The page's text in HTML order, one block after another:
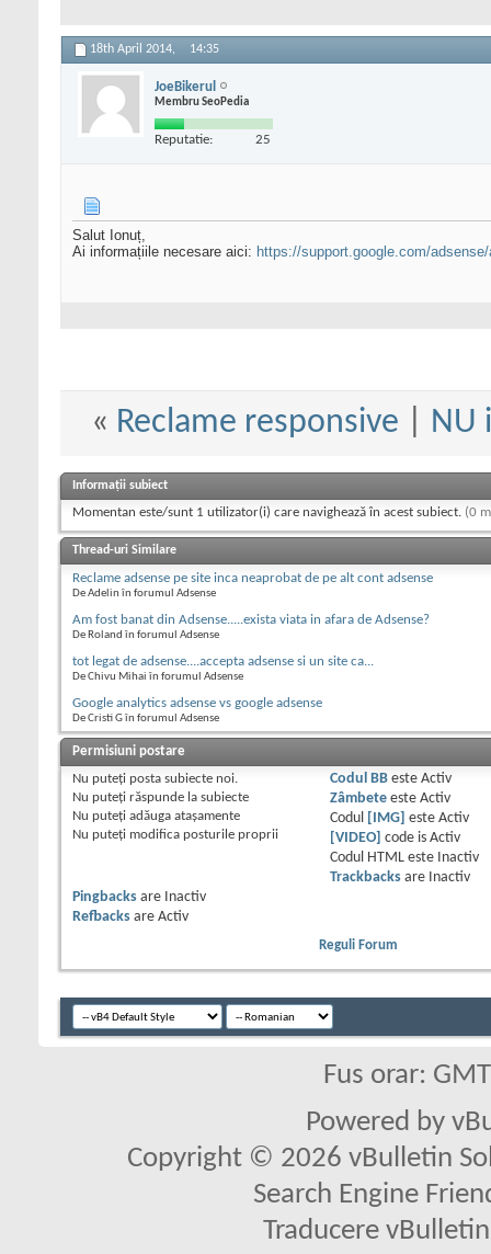
18th April 2014, 14:35
JoeBikerul
Membru SeoPedia
Reputatie: 25
Salut Ionuț,
Ai informațiile necesare aici: https://support.google.com/
« Reclame responsive NU
Informații subiect
Momentan este/sunt 1 utilizator(i) care navighează în acest subiect. (0
Thread-uri Similare
Reclame adsense pe site inca neaprobat de pe alt cont adsense
De Adelin în forumul Adsense
Am fost banat din Adsense.....exista viata in afara de Adsense?
De Roland în forumul Adsense
tot legat de adsense....accepta adsense si un site ca...
De Chivu Mihai în forumul Adsense
Google analytics adsense vs google adsense
De Cristi G în forumul Adsense
Permisiuni postare
Nu puteţi posta subiecte noi.
Nu puteţi răspunde la subiecte
Nu puteţi adăuga ataşamente
Nu puteţi modifica posturile proprii
Codul BBeste Activ
Zâmbeteeste Activ
Codul
[IMG] este Activ
[VIDEO]
code is Activ
Codul HTML este
Inactiv
Trackbacksare
Inactiv
Pingbacks are
Inactiv
Refbacks are Activ
Reguli Forum
Fus orar:
Powered by
Copyright © 2026 vBulletin
Search Engine
Traducere